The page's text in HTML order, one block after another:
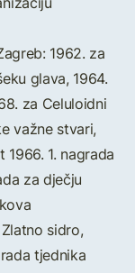
1962. za
glava, 1964.
za Celuloidni
važne stvari,
1. nagrada
za dječju
sidro,
tjednika